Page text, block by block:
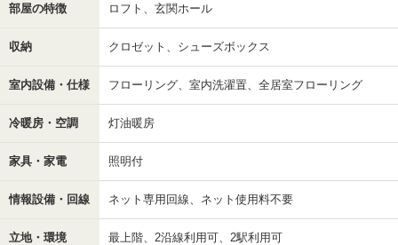
部屋の特徴 ロフト、玄関ホール
収納 クロゼット、シューズボックス
室内設備・仕様 フローリング、室内洗濯置、全居室フローリング
冷暖房・空調 灯油暖房
家具・家電 照明付
情報設備・回線 ネット専用回線、ネット使用料不要
立地・環境 最上階、2沿線利用可、2駅利用可